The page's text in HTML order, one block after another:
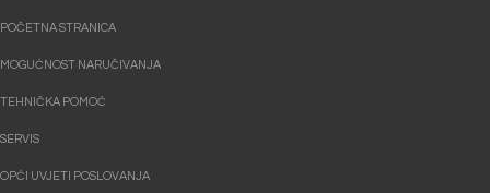
POČETNA STRANICA
MOGUĆNOST NARUČIVANJA
TEHNIČKA POMOĆ
SERVIS
OPĆI UVJETI POSLOVANJA